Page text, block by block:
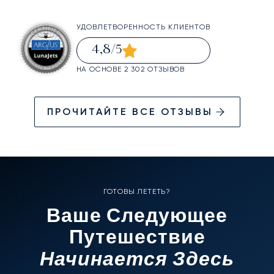
УДОВЛЕТВОРЕННОСТЬ КЛИЕНТОВ
4,8/5
НА ОСНОВЕ 2 302 ОТЗЫВОВ
ПРОЧИТАЙТЕ ВСЕ ОТЗЫВЫ
ГОТОВЫ ЛЕТЕТЬ?
Ваше Следующее
Путешествие
Начинается Здесь